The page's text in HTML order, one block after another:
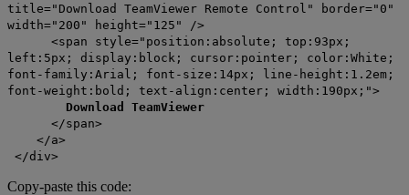
title="Download TeamViewer Remote Control" border="0"
width="200" height="125" />
<span style="position:absolute; top:93px;
left:5px; display:block; cursor:pointer; color:White;
font-family:Arial; font-size:14px; line-height:1.2em;
font-weight:bold; text-align:center; width:190px;">
Download TeamViewer
</span>
</a>
</div>
Copy-paste this code: